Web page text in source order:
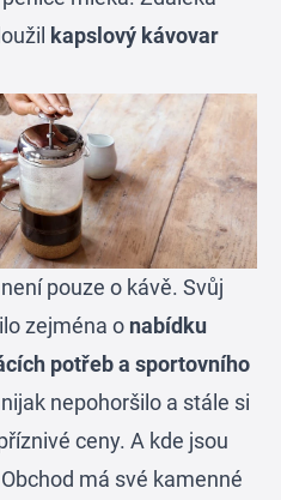
kapslový kávovar
pouze o kávě. Svůj
zejména o nabídku
potřeb a sportovního
nepohoršilo a stále si
ceny. A kde jsou
má své kamenné